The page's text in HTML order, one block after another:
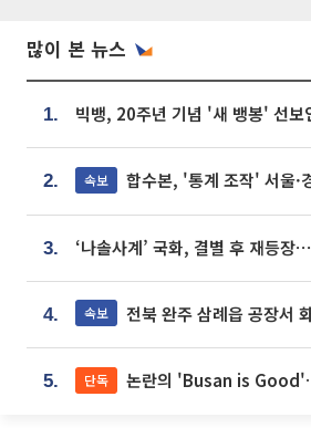
많이 본 뉴스
1.
2. 속보 합수본, '통계 조작' 서울·경기·충북 선
3.
4. 속보 전북 완주 삼례읍 공장서
5. 단독 논란의 'Busan is Good'…8억 도시브랜드, 용